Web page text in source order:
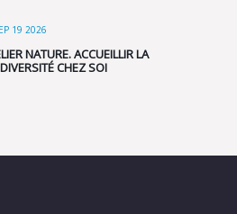
19 2026
NATURE. ACCUEILLIR LA
CHEZ SOI